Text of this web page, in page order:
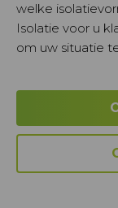
welke
Isolatie voor u
om uw situatie